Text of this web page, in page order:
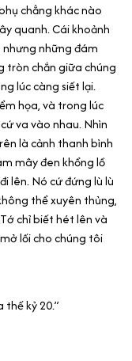
chẳng khác nào
quanh. Cái khoảnh
những đám
tròn chắn giữa chúng
lúc càng siết lại.
họa, và trong lúc
va vào nhau. Nhìn
là cảnh thanh bình
mây đen khổng lồ
lên. Nó cứ đứng lù lù
thể xuyên thủng,
chỉ biết hét lên và
lối cho chúng tôi
kỷ 20.”